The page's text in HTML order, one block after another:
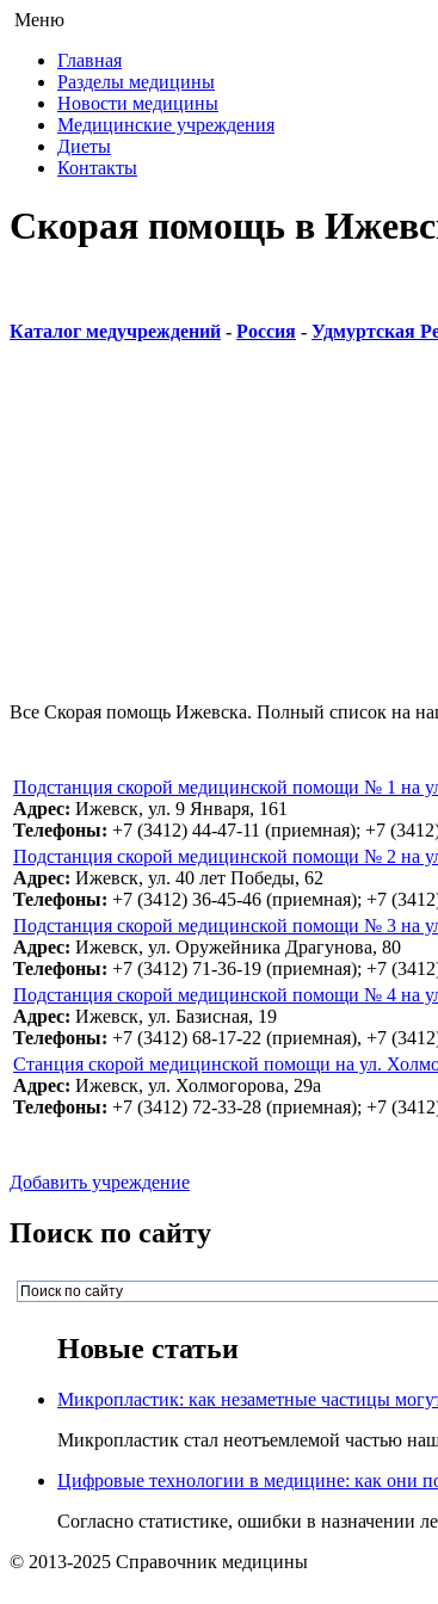
Меню
Главная
Разделы медицины
Новости медицины
Медицинские учреждения
Диеты
Контакты
Скорая помощь в
Каталог медучреждений - Россия - Удмуртская
Все Скорая помощь Ижевска. Полный список на
Подстанция скорой медицинской помощи № 1 на
Адрес: Ижевск, ул. 9 Января, 161
Телефоны: +7 (3412) 44-47-11 (приемная); +7
Подстанция скорой медицинской помощи № 2 на
Адрес: Ижевск, ул. 40 лет Победы, 62
Телефоны: +7 (3412) 36-45-46 (приемная); +7
Подстанция скорой медицинской помощи № 3 на
Адрес: Ижевск, ул. Оружейника Драгунова, 80
Телефоны: +7 (3412) 71-36-19 (приемная); +7
Подстанция скорой медицинской помощи № 4 на
Адрес: Ижевск, ул. Базисная, 19
Телефоны: +7 (3412) 68-17-22 (приемная), +7
Станция скорой медицинской помощи на ул.
Адрес: Ижевск, ул. Холмогорова, 29а
Телефоны: +7 (3412) 72-33-28 (приемная); +7
Добавить учреждение
Поиск по сайту
Новые статьи
Микропластик: как незаметные частицы
Микропластик стал неотъемлемой частью
Цифровые технологии в медицине: как они
Согласно статистике, ошибки в назначении
© 2013-2025 Справочник медицины